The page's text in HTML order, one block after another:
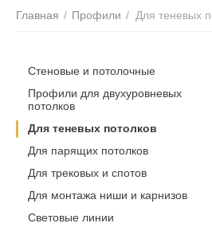
Главная / Профили / Для теневых
Стеновые и потолочные
Профили для двухуровневых
потолков
Для теневых потолков
Для парящих потолков
Для трековых и спотов
Для монтажа ниши и карнизов
Световые линии